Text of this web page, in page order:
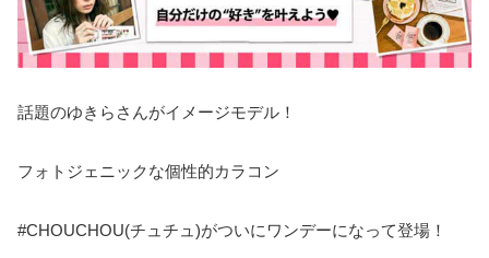
話題のゆきらさんがイメージモデル！
フォトジェニックな個性的カラコン
#CHOUCHOU(チュチュ)がついにワンデーになって登場！